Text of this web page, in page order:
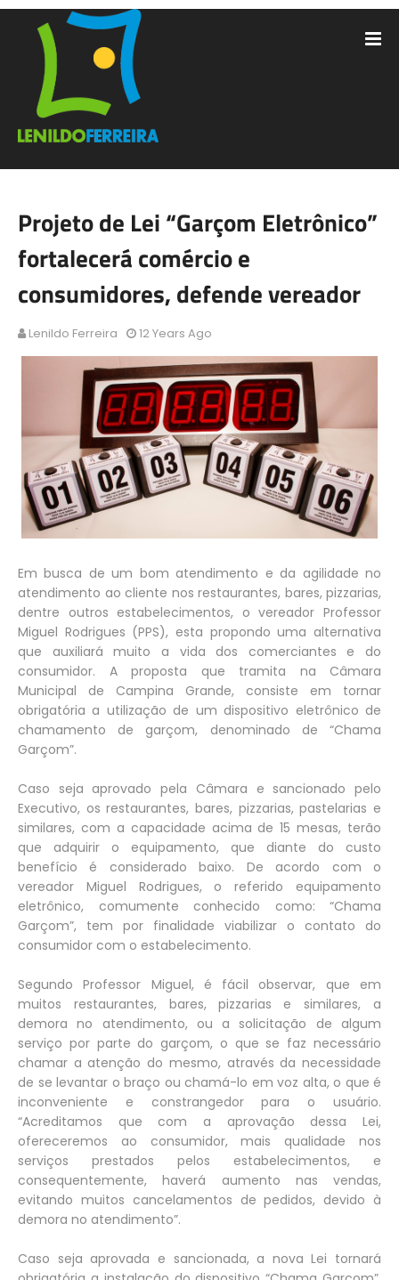
Projeto de Lei “Garçom Eletrônico”
fortalecerá comércio e
consumidores, defende vereador
Lenildo Ferreira 12 Years Ago
Em busca de um bom atendimento e da agilidade no
atendimento ao cliente nos restaurantes, bares, pizzarias,
dentre outros estabelecimentos, o vereador Professor
Miguel Rodrigues (PPS), esta propondo uma alternativa
que auxiliará muito a vida dos comerciantes e do
consumidor. A proposta que tramita na Câmara
Municipal de Campina Grande, consiste em tornar
obrigatória a utilização de um dispositivo eletrônico de
chamamento de garçom, denominado de “Chama
Garçom”.
Caso seja aprovado pela Câmara e sancionado pelo
Executivo, os restaurantes, bares, pizzarias, pastelarias e
similares, com a capacidade acima de 15 mesas, terão
que adquirir o equipamento, que diante do custo
benefício é considerado baixo. De acordo com o
vereador Miguel Rodrigues, o referido equipamento
eletrônico, comumente conhecido como: “Chama
Garçom”, tem por finalidade viabilizar o contato do
consumidor com o estabelecimento.
Segundo Professor Miguel, é fácil observar, que em
muitos restaurantes, bares, pizzarias e similares, a
demora no atendimento, ou a solicitação de algum
serviço por parte do garçom, o que se faz necessário
chamar a atenção do mesmo, através da necessidade
de se levantar o braço ou chamá-lo em voz alta, o que é
inconveniente e constrangedor para o usuário.
“Acreditamos que com a aprovação dessa Lei,
ofereceremos ao consumidor, mais qualidade nos
serviços prestados pelos estabelecimentos, e
consequentemente, haverá aumento nas vendas,
evitando muitos cancelamentos de pedidos, devido à
demora no atendimento”.
Caso seja aprovada e sancionada, a nova Lei tornará